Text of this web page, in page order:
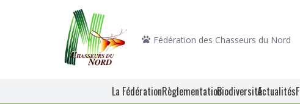
Fédération des Chasseurs du Nord
La FédérationRèglementationBiodiversitéActualités